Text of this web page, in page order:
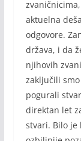
aktuelna
odgovore.
država, i da
njihovih
zaključili
pogurali
direktan let
stvari. Bilo je